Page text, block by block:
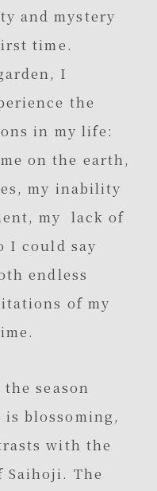
and mystery
time.
I
the
in my life:
on the earth,
my inability
my lack of
I could say
endless
of my
season
blossoming,
with the
Saihoji. The